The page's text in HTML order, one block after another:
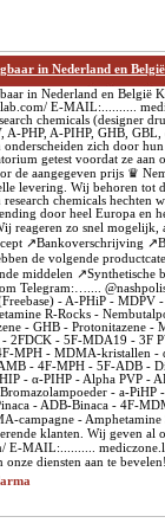
in Nederland en België
in Nederland en België
E-MAIL:..........
chemicals (designer
A-PHP, A-PIHP, GHB,
onderscheiden zich door
getest voordat ze
de aangegeven prijs ♛
levering. Wij behoren tot
chemicals hechten
door heel Europa en
reageren zo snel
↗️Bankoverschrijving
de volgende
middelen ↗️Synthetische
Telegram:…....
- A-PHiP -
R-Rocks -
- GHB - Protonitazene -
2FDCK - 5F-MDA19 - 3F
MPH - MDMA-kristallen
- 4F-MPH - 5F-ADB -
- α-PIHP - Alpha PVP -
- a-
- ADB-Binaca - 4F-
campagne -
klanten. Wij geven al
E-MAIL:..........
diensten aan te bevelen!